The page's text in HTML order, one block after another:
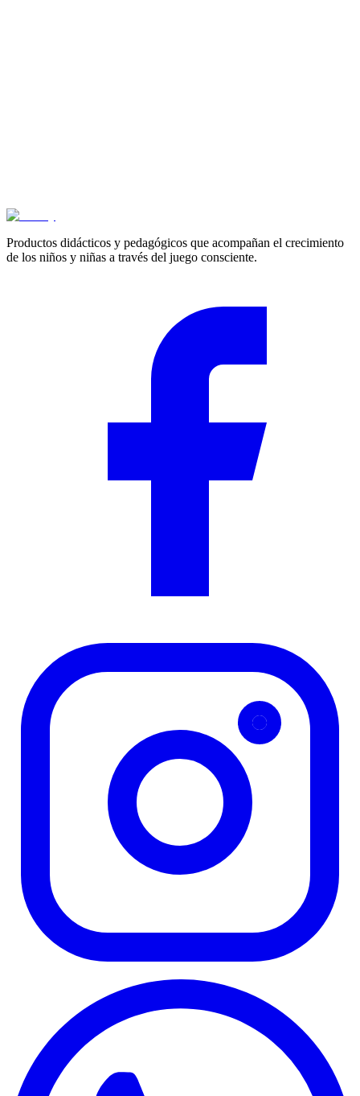
Cotizar
Productos didácticos y pedagógicos que acompañan el crecimiento
de los niños y niñas a través del juego consciente.